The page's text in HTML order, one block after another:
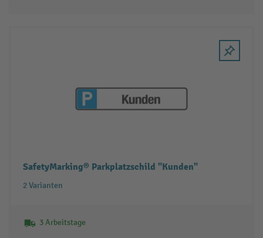
SafetyMarking® Parkplatzschild "Kunden"
2 Varianten
3 Arbeitstage